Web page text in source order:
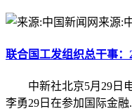
来源:
联合国工发组织总干事
中新社北京5月29日电
李勇29日在参加国际金融